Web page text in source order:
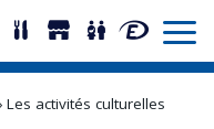
› Les activités culturelles